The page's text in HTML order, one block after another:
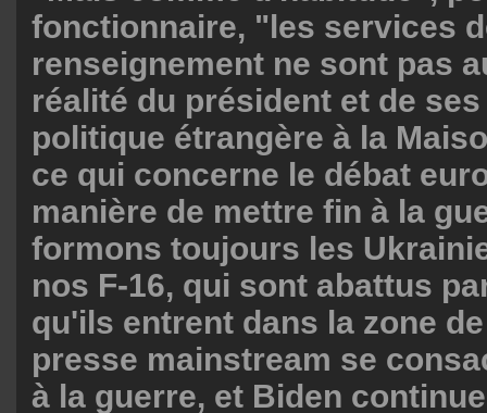
fonctionnaire, "les services
renseignement ne sont pas
réalité du président et de
politique étrangère à la
ce qui concerne le débat
manière de mettre fin à la
formons toujours les
nos F-16, qui sont abattus
qu'ils entrent dans la zone
presse mainstream se
à la guerre, et Biden